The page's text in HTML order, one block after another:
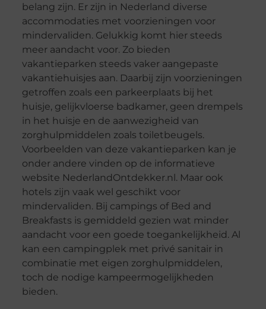
belang zijn. Er zijn in Nederland diverse
accommodaties met voorzieningen voor
mindervaliden. Gelukkig komt hier steeds
meer aandacht voor. Zo bieden
vakantieparken steeds vaker aangepaste
vakantiehuisjes aan. Daarbij zijn voorzieningen
getroffen zoals een parkeerplaats bij het
huisje, gelijkvloerse badkamer, geen drempels
in het huisje en de aanwezigheid van
zorghulpmiddelen zoals toiletbeugels.
Voorbeelden van deze vakantieparken kan je
onder andere vinden op de informatieve
website NederlandOntdekker.nl. Maar ook
hotels zijn vaak wel geschikt voor
mindervaliden. Bij campings of Bed and
Breakfasts is gemiddeld gezien wat minder
aandacht voor een goede toegankelijkheid. Al
kan een campingplek met privé sanitair in
combinatie met eigen zorghulpmiddelen,
toch de nodige kampeermogelijkheden
bieden.